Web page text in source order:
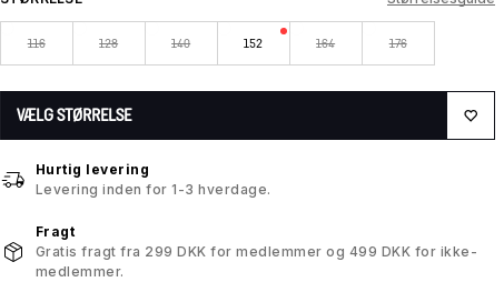
116 128 140 152 164 176
VÆLG STØRRELSE
Hurtig levering
Levering inden for 1-3 hverdage.
Fragt
Gratis fragt fra 299 DKK for medlemmer og 499 DKK for ikke-
medlemmer.